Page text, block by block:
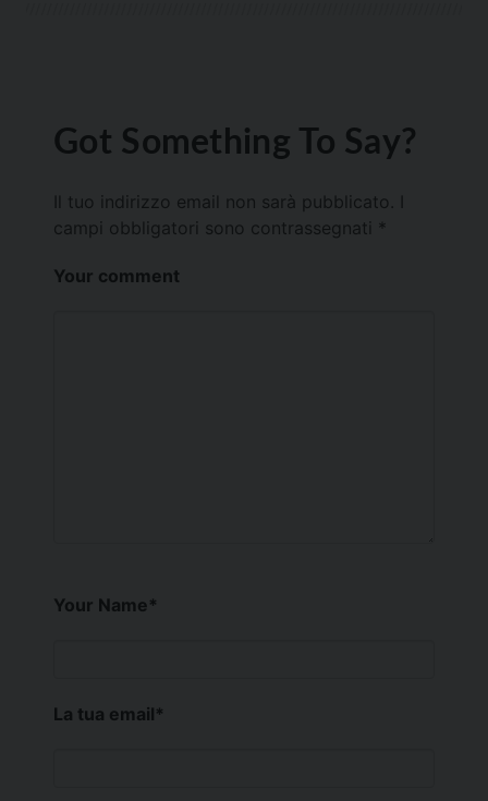
Got Something To Say?
Il tuo indirizzo email non sarà pubblicato.
campi obbligatori sono contrassegnati *
Your comment
Your Name*
La tua email*